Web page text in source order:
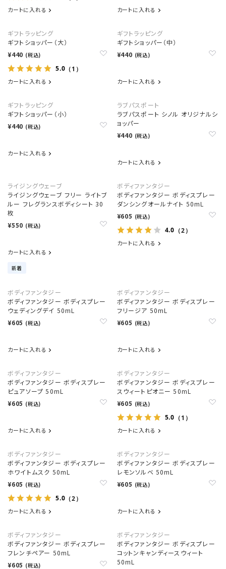
カートに入れる カートに入れる
ギフトラッピング
ギフトショッパー（大）
¥440 (税込)
5.0 （1）
カートに入れる
ギフトラッピング
ギフトショッパー（中）
¥440 (税込)
カートに入れる
ギフトラッピング
ギフトショッパー（小）
¥440 (税込)
カートに入れる
ラブパスポート
ラブパスポート シノル オリジナルシ
ョッパー
¥440 (税込)
カートに入れる
ライジングウェーブ
ライジングウェーブ フリー ライトブ
ルー フレグランスボディシート 30
枚
¥550 (税込)
カートに入れる
新着
ボディファンタジー
ボディファンタジー ボディスプレー
ダンシングオールナイト 50mL
¥605 (税込)
4.0 （2）
カートに入れる
ボディファンタジー
ボディファンタジー ボディスプレー
ウェディングデイ 50mL
¥605 (税込)
カートに入れる
ボディファンタジー
ボディファンタジー ボディスプレー
フリージア 50mL
¥605 (税込)
カートに入れる
ボディファンタジー
ボディファンタジー ボディスプレー
ピュアソープ 50mL
¥605 (税込)
カートに入れる
ボディファンタジー
ボディファンタジー ボディスプレー
スウィートピオニー 50mL
¥605 (税込)
5.0 （1）
カートに入れる
ボディファンタジー
ボディファンタジー ボディスプレー
ホワイトムスク 50mL
¥605 (税込)
5.0 （2）
カートに入れる
ボディファンタジー
ボディファンタジー ボディスプレー
レモンソルベ 50mL
¥605 (税込)
カートに入れる
ボディファンタジー
ボディファンタジー ボディスプレー
フレンチペアー 50mL
¥605 (税込)
ボディファンタジー
ボディファンタジー ボディスプレー
コットンキャンディースウィート
50mL